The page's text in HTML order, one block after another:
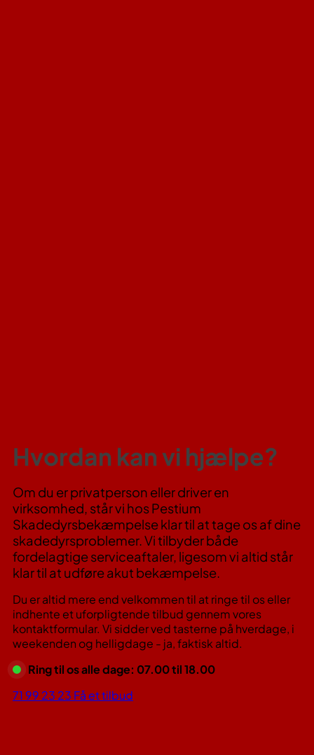
Hvordan kan vi hjælpe?
Om du er privatperson eller driver en
virksomhed, står vi hos Pestium
Skadedyrsbekæmpelse klar til at tage os af dine
skadedyrsproblemer. Vi tilbyder både
fordelagtige serviceaftaler, ligesom vi altid står
klar til at udføre akut bekæmpelse.
Du er altid mere end velkommen til at ringe til os eller
indhente et uforpligtende tilbud gennem vores
kontaktformular. Vi sidder ved tasterne på hverdage, i
weekenden og helligdage - ja, faktisk altid.
Ring til os alle dage: 07.00 til 18.00
71 99 23 23 Få et tilbud